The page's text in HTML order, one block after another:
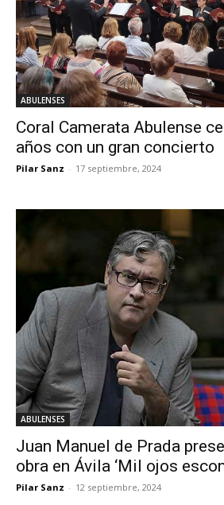
ABULENSES
Coral Camerata Abulense
años con un gran concierto
Pilar Sanz - 17 septiembre, 2024
ABULENSES
Juan Manuel de Prada
obra en Ávila ‘Mil ojos
Pilar Sanz - 12 septiembre, 2024